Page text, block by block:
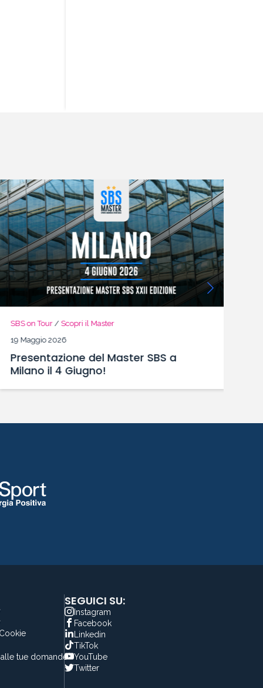
SBS on Tour/ Scopri il Master
19 Maggio 2026
Presentazione del Master SBS a
Milano il 4 Giugno!
tue domande
SEGUICI SU:
Instagram
Facebook
Linkedin
TikTok
YouTube
Twitter